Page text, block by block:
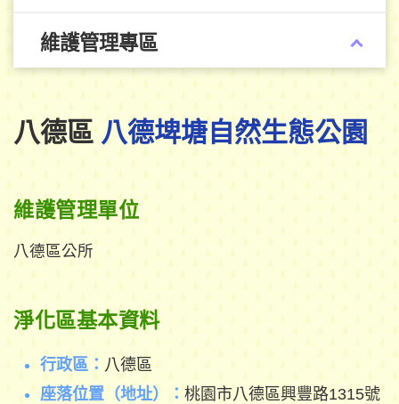
維護管理專區
八德區 八德埤塘自然生態公園
維護管理單位
八德區公所
淨化區基本資料
行政區： 八德區
座落位置（地址）： 桃園市八德區興豐路1315號